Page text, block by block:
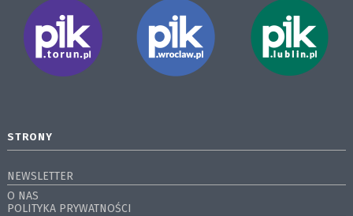
STRONY
NEWSLETTER
O NAS
POLITYKA PRYWATNOŚCI